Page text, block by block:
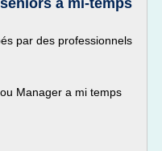
à mi-temps
par des professionnels
Manager a mi temps